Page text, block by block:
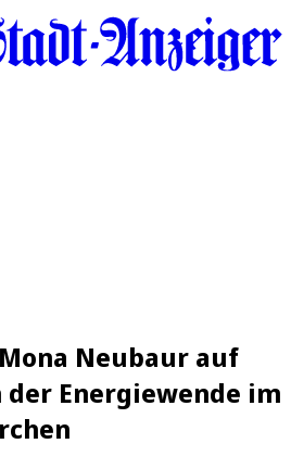
Neubaur auf
der Energiewende im